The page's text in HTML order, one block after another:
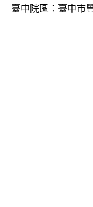
臺中院區：臺中市